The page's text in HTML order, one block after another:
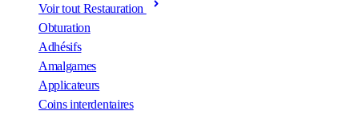
Voir tout Restauration
Obturation
Adhésifs
Amalgames
Applicateurs
Coins interdentaires